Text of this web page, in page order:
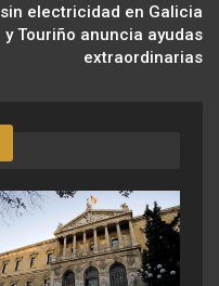
sin electricidad en Galicia
y Touriño anuncia ayudas
extraordinarias